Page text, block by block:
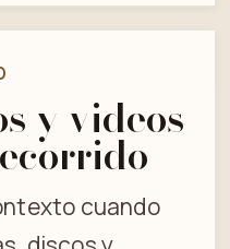
y videos
cuando